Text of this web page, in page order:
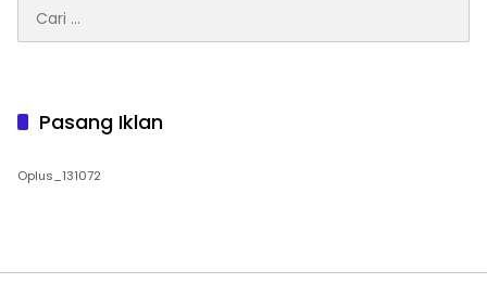
untuk:
Pasang Iklan
Oplus_131072